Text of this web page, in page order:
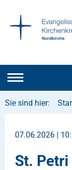
Sie sind hier:
07.06.2026 |
St. Petri